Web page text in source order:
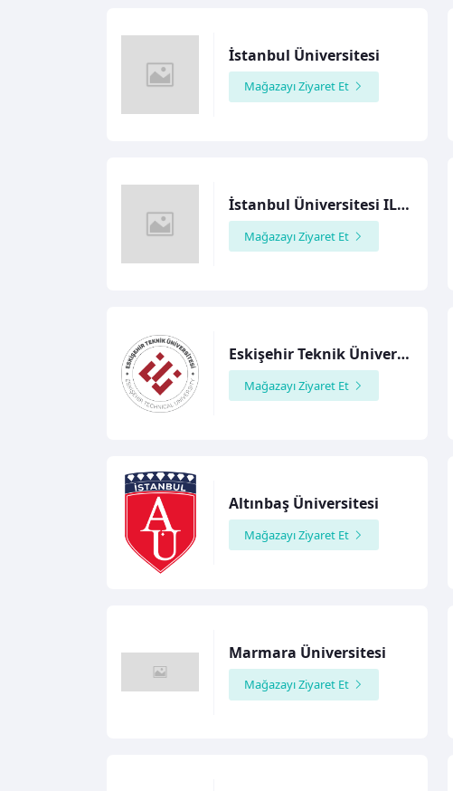
İstanbul Üniversitesi
Mağazayı Ziyaret Et
İstanbul Üniversitesi ILSA
Mağazayı Ziyaret Et
Eskişehir Teknik Üniversitesi
Mağazayı Ziyaret Et
Altınbaş Üniversitesi
Mağazayı Ziyaret Et
Marmara Üniversitesi
Mağazayı Ziyaret Et